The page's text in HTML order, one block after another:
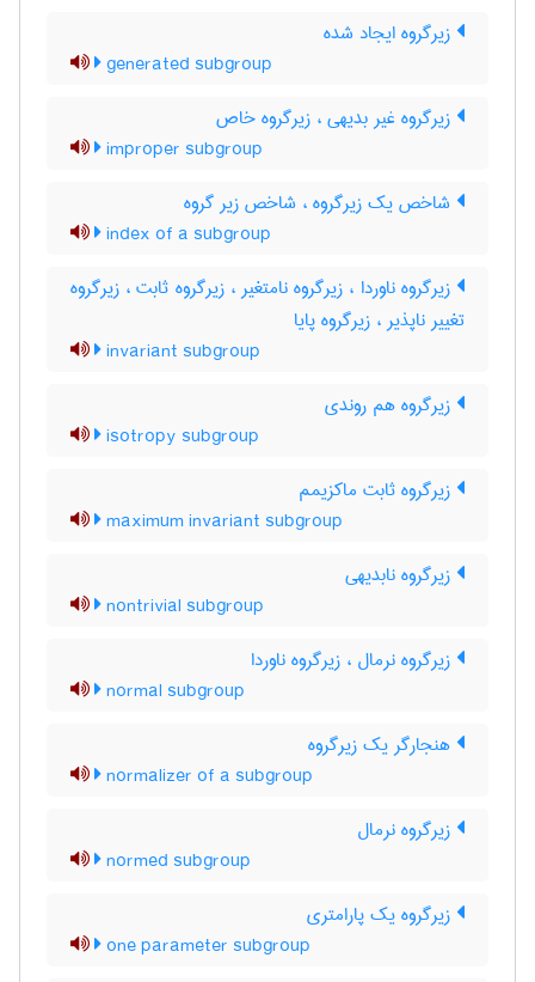
زیرگروه ایجاد شده
generated subgroup
زیرگروه غیر بدیهی ، زیرگروه خاص
improper subgroup
شاخص یک زیرگروه ، شاخص زیر گروه
index of a subgroup
زیرگروه ناوردا ، زیرگروه نامتغیر ، زیرگروه ثابت ، زیرگروه
تغییر ناپذیر ، زیرگروه پایا
invariant subgroup
زیرگروه هم روندی
isotropy subgroup
زیرگروه ثابت ماکزیمم
maximum invariant subgroup
زیرگروه نابدیهی
nontrivial subgroup
زیرگروه نرمال ، زیرگروه ناوردا
normal subgroup
هنجارگر یک زیرگروه
normalizer of a subgroup
زیرگروه نرمال
normed subgroup
زیرگروه یک پارامتری
one parameter subgroup